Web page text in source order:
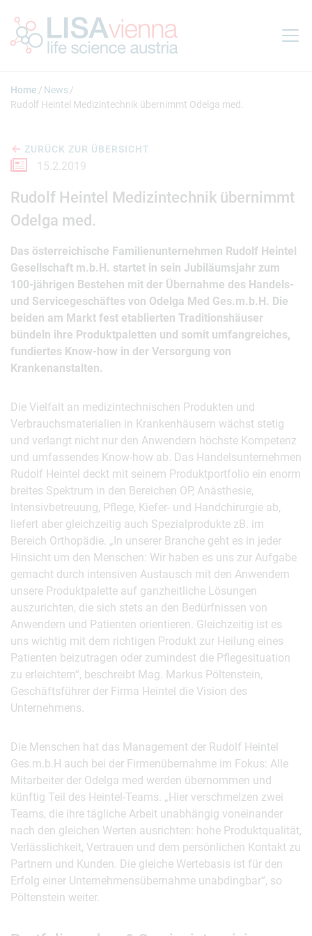
Home
News
Rudolf Heintel Medizintechnik übernimmt Odelga med.
ZURÜCK ZUR ÜBERSICHT
15.2.2019
Rudolf Heintel Medizintechnik übernimmt
Odelga med.
Das österreichische Familienunternehmen Rudolf Heintel
Gesellschaft m.b.H. startet in sein Jubiläumsjahr zum
100-jährigen Bestehen mit der Übernahme des Handels-
und Servicegeschäftes von Odelga Med Ges.m.b.H. Die
beiden am Markt fest etablierten Traditionshäuser
bündeln ihre Produktpaletten und somit umfangreiches,
fundiertes Know-how in der Versorgung von
Krankenanstalten.
Die Vielfalt an medizintechnischen Produkten und
Verbrauchsmaterialien in Krankenhäusern wächst stetig
und verlangt nicht nur den Anwendern höchste Kompetenz
und umfassendes Know-how ab. Das Handelsunternehmen
Rudolf Heintel deckt mit seinem Produktportfolio ein enorm
breites Spektrum in den Bereichen OP, Anästhesie,
Intensivbetreuung, Pflege, Kiefer- und Handchirurgie ab,
liefert aber gleichzeitig auch Spezialprodukte zB. im
Bereich Orthopädie. „In unserer Branche geht es in jeder
Hinsicht um den Menschen: Wir haben es uns zur Aufgabe
gemacht durch intensiven Austausch mit den Anwendern
unsere Produktpalette auf ganzheitliche Lösungen
auszurichten, die sich stets an den Bedürfnissen von
Anwendern und Patienten orientieren. Gleichzeitig ist es
uns wichtig mit dem richtigen Produkt zur Heilung eines
Patienten beizutragen oder zumindest die Pflegesituation
zu erleichtern“, beschreibt Mag. Markus Pöltenstein,
Geschäftsführer der Firma Heintel die Vision des
Unternehmens.
Die Menschen hat das Management der Rudolf Heintel
Ges.m.b.H auch bei der Firmenübernahme im Fokus: Alle
Mitarbeiter der Odelga med werden übernommen und
künftig Teil des Heintel-Teams. „Hier verschmelzen zwei
Teams, die ihre tägliche Arbeit unabhängig voneinander
nach den gleichen Werten ausrichten: hohe Produktqualität,
Verlässlichkeit, Vertrauen und dem persönlichen Kontakt zu
Partnern und Kunden. Die gleiche Wertebasis ist für den
Erfolg einer Unternehmensübernahme unabdingbar“, so
Pöltenstein weiter.